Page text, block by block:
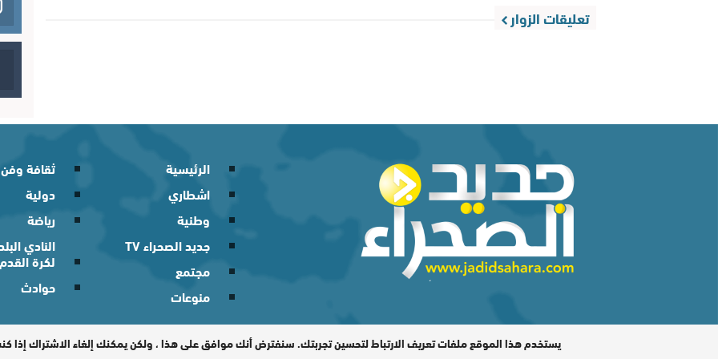
تعليقات الزوار
الرئيسية
اشطاري
وطنية
جديد الصحراء TV
مجتمع
منوعات
ثقافة وفن
دولية
رياضة
النادي
لكرة القدم
حوادث
المدير المسؤول : اشكيريد مصطفى / جميع الحقوق محفوظة © 2026
يستخدم هذا الموقع ملفات تعريف الارتباط لتحسين تجربتك. سنفترض أنك موافق على هذا ، ولكن يمكنك إلغاء الاشتراك